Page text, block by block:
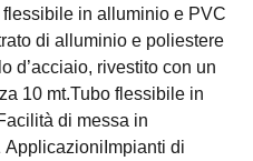
in alluminio e PVC
di alluminio e poliestere
d’acciaio, rivestito con un
10 mt.Tubo flessibile in
di messa in
di